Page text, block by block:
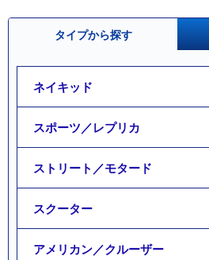
タイプから探す
ネイキッド
スポーツ／レプリカ
ストリート／モタード
スクーター
アメリカン／クルーザー